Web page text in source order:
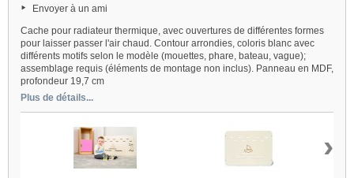
Envoyer à un ami
Cache pour radiateur thermique, avec ouvertures de différentes formes
pour laisser passer l'air chaud. Contour arrondies, coloris blanc avec
différents motifs selon le modèle (mouettes, phare, bateau, vague);
assemblage requis (éléments de montage non inclus). Panneau en MDF,
profondeur 19,7 cm
Plus de détails...
›